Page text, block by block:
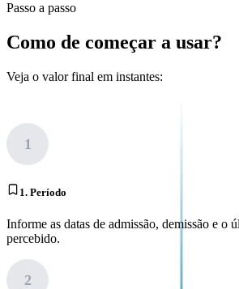
Passo a passo
Como de começar a usar?
Veja o valor final em instantes:
1
1. Período
Informe as datas de admissão, demissão e o
percebido.
2